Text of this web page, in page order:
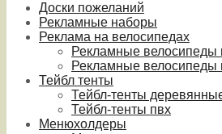
Доски пожеланий
Рекламные наборы
Реклама на велосипедах
Рекламные велосипеды
Рекламные велосипеды
Тейбл тенты
Тейбл-тенты
Тейбл-тенты пвх
Менюхолдеры